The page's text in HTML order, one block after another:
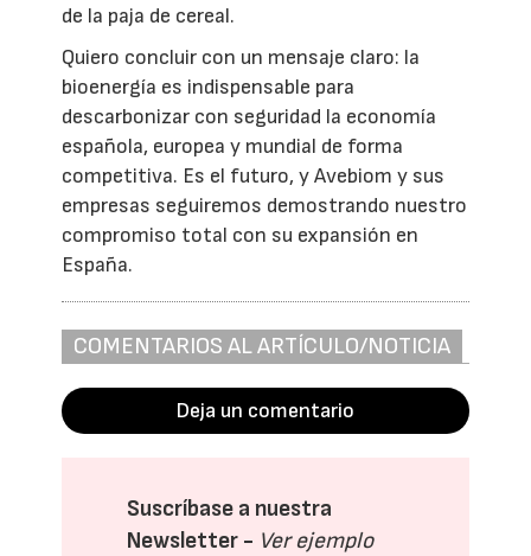
de la paja de cereal.
Quiero concluir con un mensaje claro: la
bioenergía es indispensable para
descarbonizar con seguridad la economía
española, europea y mundial de forma
competitiva. Es el futuro, y Avebiom y sus
empresas seguiremos demostrando nuestro
compromiso total con su expansión en
España.
COMENTARIOS AL ARTÍCULO/NOTICIA
Deja un comentario
Suscríbase a nuestra
Newsletter - Ver ejemplo